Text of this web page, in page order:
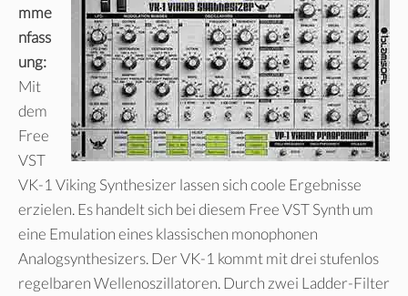
mme
nfass
ung:
Mit
dem
Free
VST
VK-1 Viking Synthesizer lassen sich coole Ergebnisse
erzielen. Es handelt sich bei diesem Free VST Synth um
eine Emulation eines klassischen monophonen
Analogsynthesizers. Der VK-1 kommt mit drei stufenlos
regelbaren Wellenoszillatoren. Durch zwei Ladder-Filter